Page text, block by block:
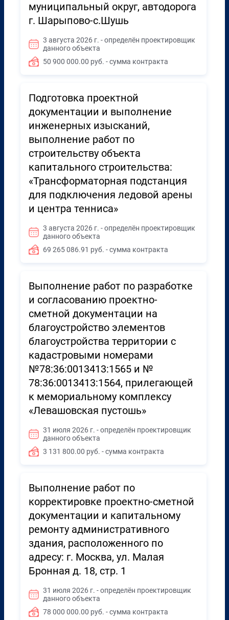
муниципальный округ, автодорога
г. Шарыпово-с.Шушь
3 августа 2026 г. - определён проектировщик
данного объекта
50 900 000.00 руб. - сумма контракта
Подготовка проектной
документации и выполнение
инженерных изысканий,
выполнение работ по
строительству объекта
капитального строительства:
«Трансформаторная подстанция
для подключения ледовой арены
и центра тенниса»
3 августа 2026 г. - определён проектировщик
данного объекта
69 265 086.91 руб. - сумма контракта
Выполнение работ по разработке
и согласованию проектно-
сметной документации на
благоустройство элементов
благоустройства территории с
кадастровыми номерами
№78:36:0013413:1565 и №
78:36:0013413:1564, прилегающей
к мемориальному комплексу
«Левашовская пустошь»
31 июля 2026 г. - определён проектировщик
данного объекта
3 131 800.00 руб. - сумма контракта
Выполнение работ по
корректировке проектно-сметной
документации и капитальному
ремонту административного
здания, расположенного по
адресу: г. Москва, ул. Малая
Бронная д. 18, стр. 1
31 июля 2026 г. - определён проектировщик
данного объекта
78 000 000.00 руб. - сумма контракта